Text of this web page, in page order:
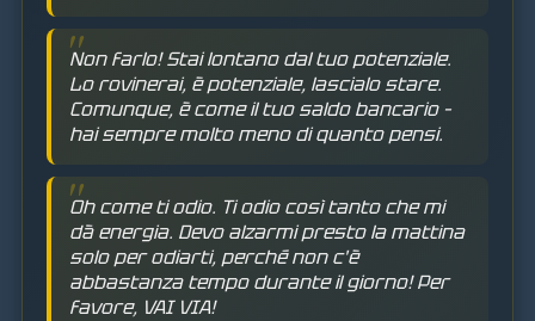
Non farlo! Stai lontano dal tuo potenziale.
Lo rovinerai, è potenziale, lascialo stare.
Comunque, è come il tuo saldo bancario –
hai sempre molto meno di quanto pensi.
Oh come ti odio. Ti odio così tanto che mi
dà energia. Devo alzarmi presto la mattina
solo per odiarti, perché non c'è
abbastanza tempo durante il giorno! Per
favore, VAI VIA!